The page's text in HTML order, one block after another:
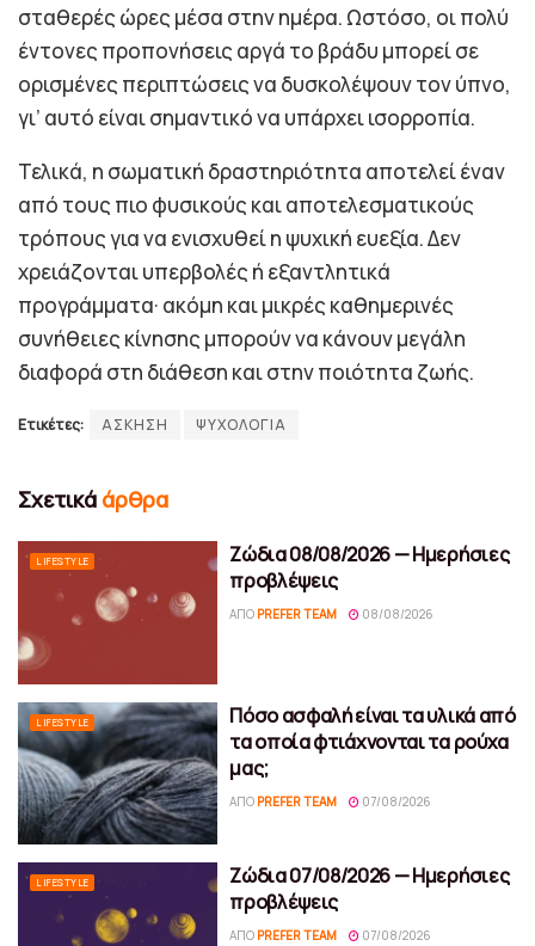
σταθερές ώρες μέσα στην ημέρα. Ωστόσο, οι πολύ
έντονες προπονήσεις αργά το βράδυ μπορεί σε
ορισμένες περιπτώσεις να δυσκολέψουν τον ύπνο,
γι’ αυτό είναι σημαντικό να υπάρχει ισορροπία.
Τελικά, η σωματική δραστηριότητα αποτελεί έναν
από τους πιο φυσικούς και αποτελεσματικούς
τρόπους για να ενισχυθεί η ψυχική ευεξία. Δεν
χρειάζονται υπερβολές ή εξαντλητικά
προγράμματα· ακόμη και μικρές καθημερινές
συνήθειες κίνησης μπορούν να κάνουν μεγάλη
διαφορά στη διάθεση και στην ποιότητα ζωής.
Ετικέτες: ΑΣΚΗΣΗ ΨΥΧΟΛΟΓΙΑ
Σχετικά άρθρα
LIFESTYLE
Ζώδια 08/08/2026 — Ημερήσιες
προβλέψεις
ΑΠΌ PREFER TEAM 08/08/2026
LIFESTYLE
Πόσο ασφαλή είναι τα υλικά από
τα οποία φτιάχνονται τα ρούχα
μας;
ΑΠΌ PREFER TEAM 07/08/2026
LIFESTYLE
Ζώδια 07/08/2026 — Ημερήσιες
προβλέψεις
ΑΠΌ PREFER TEAM 07/08/2026